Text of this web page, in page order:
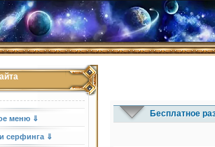
меню ⇓
серфинга ⇓
Бесплатное